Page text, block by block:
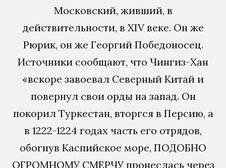
Московский, живший, в
действительности, в XIV веке. Он же
Рюрик, он же Георгий Победоносец.
Источники сообщают, что Чингиз-Хан
«вскоре завоевал Северный Китай и
повернул свои орды на запад. Он
покорил Туркестан, вторгся в Персию, а
в 1222-1224 годах часть его отрядов,
обогнув Каспийское море, ПОДОБНО
ОГРОМНОМУ СМЕРЧУ пронеслась через